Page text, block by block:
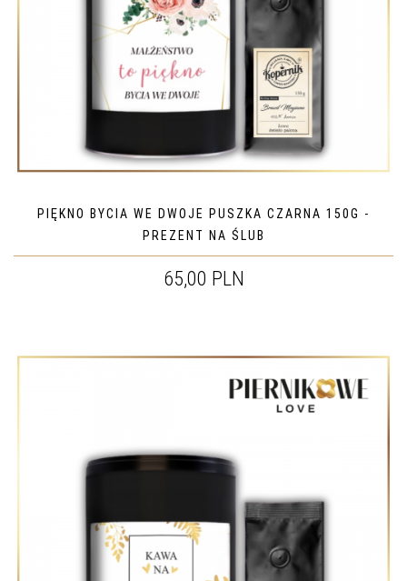
PIĘKNO BYCIA WE DWOJE PUSZKA CZARNA 150G -
PREZENT NA ŚLUB
65,00 PLN